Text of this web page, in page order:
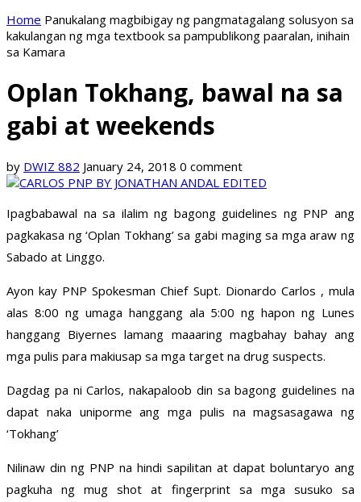
Home Panukalang magbibigay ng pangmatagalang solusyon sa
kakulangan ng mga textbook sa pampublikong paaralan, inihain
sa Kamara
Oplan Tokhang, bawal na sa
gabi at weekends
by DWIZ 882 January 24, 2018 0 comment
Ipagbabawal na sa ilalim ng bagong guidelines ng PNP ang
pagkakasa ng ‘Oplan Tokhang’ sa gabi maging sa mga araw ng
Sabado at Linggo.
Ayon kay PNP Spokesman Chief Supt. Dionardo Carlos , mula
alas 8:00 ng umaga hanggang ala 5:00 ng hapon ng Lunes
hanggang Biyernes lamang maaaring magbahay bahay ang
mga pulis para makiusap sa mga target na drug suspects.
Dagdag pa ni Carlos, nakapaloob din sa bagong guidelines na
dapat naka uniporme ang mga pulis na magsasagawa ng
‘Tokhang’
Nilinaw din ng PNP na hindi sapilitan at dapat boluntaryo ang
pagkuha ng mug shot at fingerprint sa mga susuko sa